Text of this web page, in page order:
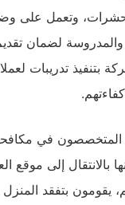
وتعمل على
لضمان
بتنفيذ تدريبات
المتخصصون في
بالانتقال إلى موقع
يقومون بتفقد